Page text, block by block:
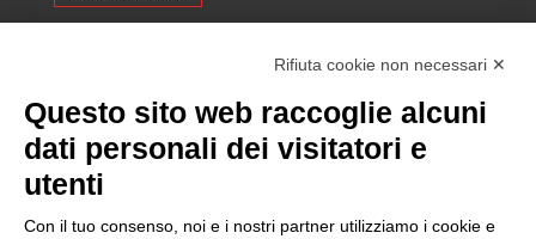
Sostenibilità
Rifiuta cookie non necessari ✕
Questo sito web raccoglie alcuni
dati personali dei visitatori e
utenti
Con il tuo consenso, noi e i nostri partner utilizziamo i cookie e